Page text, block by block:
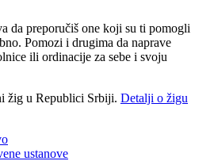
da preporučiš one koji su ti pomogli
Pomozi i drugima da naprave
ili ordinacije za sebe i svoju
žig u Republici Srbiji. Detalji o žigu
ustanove